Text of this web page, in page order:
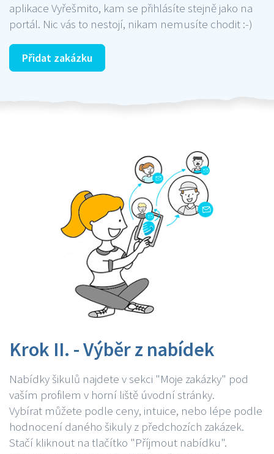
aplikace Vyřešmito, kam se přihlásíte stejně jako na
portál. Nic vás to nestojí, nikam nemusíte chodit :-)
Přidat zakázku
Krok II. - Výběr z nabídek
Nabídky šikulů najdete v sekci "Moje zakázky" pod
vaším profilem v horní liště úvodní stránky.
Vybírat můžete podle ceny, intuice, nebo lépe podle
hodnocení daného šikuly z předchozích zakázek.
Stačí kliknout na tlačítko "Příjmout nabídku".